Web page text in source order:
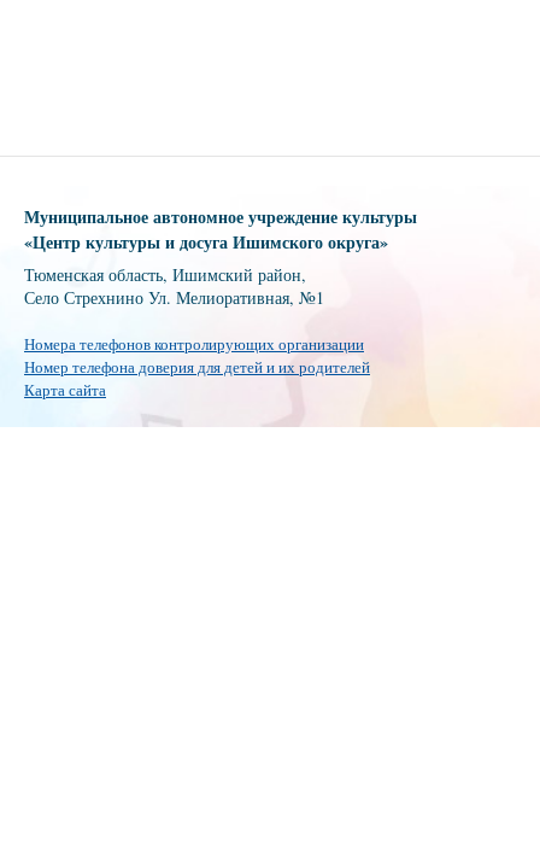
Муниципальное автономное учреждение культуры
«Центр культуры и досуга Ишимского округа»
Тюменская область, Ишимский район,
Село Стрехнино Ул. Мелиоративная, №1
Номера телефонов контролирующих организации
Номер телефона доверия для детей и их родителей
Карта сайта